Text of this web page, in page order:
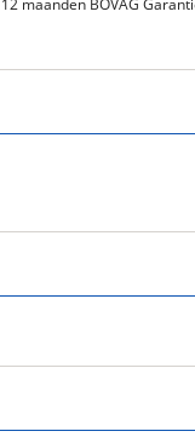
maanden BOVAG